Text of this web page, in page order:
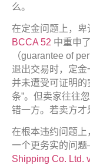
么。
在定金问题上，卑
BCCA 52 中重申
（guarantee of
退出交易时，定
并未遭受可证明的
条”。但卖家往往
错一方。若卖方才
在根本违约问题
一个更务实的问
Shipping Co. Ltd.